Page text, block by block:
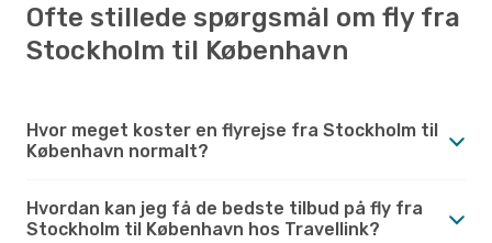
Ofte stillede spørgsmål om fly fra
Stockholm til København
Hvor meget koster en flyrejse fra Stockholm til
København normalt?
Hvordan kan jeg få de bedste tilbud på fly fra
Stockholm til København hos Travellink?